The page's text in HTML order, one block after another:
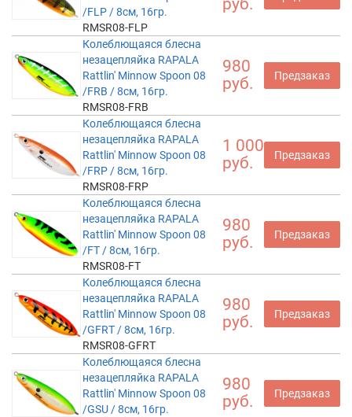
/FLP / 8см, 16гр.
RMSR08-FLP
руб.
Колеблющаяся блесна
незацепляйка RAPALA
Rattlin' Minnow Spoon 08
/FRB / 8см, 16гр.
RMSR08-FRB
980
руб.
Предзаказ
Колеблющаяся блесна
незацепляйка RAPALA
Rattlin' Minnow Spoon 08
/FRP / 8см, 16гр.
RMSR08-FRP
1 000
руб.
Предзаказ
Колеблющаяся блесна
незацепляйка RAPALA
Rattlin' Minnow Spoon 08
/FT / 8см, 16гр.
RMSR08-FT
980
руб.
Предзаказ
Колеблющаяся блесна
незацепляйка RAPALA
Rattlin' Minnow Spoon 08
/GFRT / 8см, 16гр.
RMSR08-GFRT
980
руб.
Предзаказ
Колеблющаяся блесна
незацепляйка RAPALA
Rattlin' Minnow Spoon 08
/GSU / 8см, 16гр.
980
руб.
Предзаказ